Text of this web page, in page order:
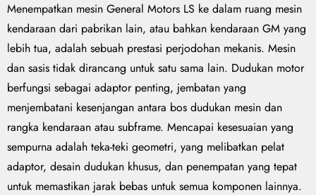
Menempatkan mesin General Motors LS ke dalam ruang mesin
kendaraan dari pabrikan lain, atau bahkan kendaraan GM yang
lebih tua, adalah sebuah prestasi perjodohan mekanis. Mesin
dan sasis tidak dirancang untuk satu sama lain. Dudukan motor
berfungsi sebagai adaptor penting, jembatan yang
menjembatani kesenjangan antara bos dudukan mesin dan
rangka kendaraan atau subframe. Mencapai kesesuaian yang
sempurna adalah teka-teki geometri, yang melibatkan pelat
adaptor, desain dudukan khusus, dan penempatan yang tepat
untuk memastikan jarak bebas untuk semua komponen lainnya.